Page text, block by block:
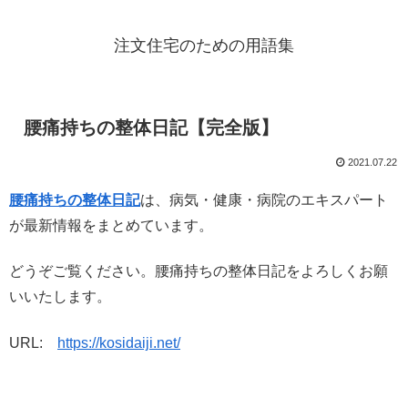
注文住宅のための用語集
腰痛持ちの整体日記【完全版】
2021.07.22
腰痛持ちの整体日記は、病気・健康・病院のエキスパート
が最新情報をまとめています。
どうぞご覧ください。腰痛持ちの整体日記をよろしくお願
いいたします。
URL: https://kosidaiji.net/